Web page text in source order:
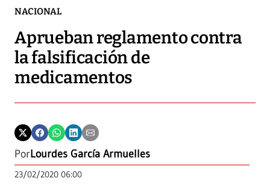
NACIONAL
Aprueban reglamento contra
la falsificación de
medicamentos
PorLourdes García Armuelles
23/02/2020 06:00